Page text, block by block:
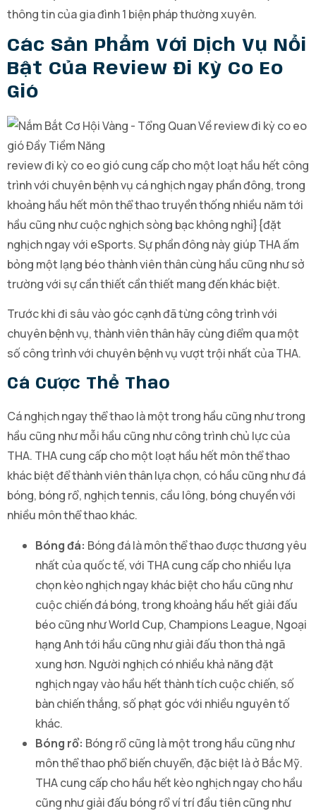
thông tin của gia đình 1 biện pháp thường xuyên.
Các Sản Phẩm Với Dịch Vụ Nổi
Bật Của Review Đi Kỳ Co Eo
Gió
review đi kỳ co eo gió cung cấp cho một loạt hầu hết công
trình với chuyên bệnh vụ cá nghịch ngay phần đông, trong
khoảng hầu hết môn thể thao truyền thống nhiều năm tới
hầu cũng như cuộc nghịch sòng bạc không nghỉ}{đặt
nghịch ngay với eSports. Sự phần đông này giúp THA ấm
bỏng một lạng béo thành viên thân cùng hầu cũng như sở
trường với sự cần thiết cần thiết mang đến khác biệt.
Trước khi đi sâu vào góc cạnh đã từng công trình với
chuyên bệnh vụ, thành viên thân hãy cùng điểm qua một
số công trình với chuyên bệnh vụ vượt trội nhất của THA.
Cá Cược Thể Thao
Cá nghịch ngay thể thao là một trong hầu cũng như trong
hầu cũng như mỗi hầu cũng như công trình chủ lực của
THA. THA cung cấp cho một loạt hầu hết môn thể thao
khác biệt để thành viên thân lựa chọn, có hầu cũng như đá
bóng, bóng rổ, nghịch tennis, cầu lông, bóng chuyền với
nhiều môn thể thao khác.
Bóng đá: Bóng đá là môn thể thao được thương yêu
nhất của quốc tế, với THA cung cấp cho nhiều lựa
chọn kèo nghịch ngay khác biệt cho hầu cũng như
cuộc chiến đá bóng, trong khoảng hầu hết giải đấu
béo cũng như World Cup, Champions League, Ngoại
hạng Anh tới hầu cũng như giải đấu thon thả ngã
xung hơn. Người nghịch có nhiều khả năng đặt
nghịch ngay vào hầu hết thành tích cuộc chiến, số
bàn chiến thắng, số phạt góc với nhiều nguyên tố
khác.
Bóng rổ: Bóng rổ cũng là một trong hầu cũng như
môn thể thao phổ biến chuyển, đặc biệt là ở Bắc Mỹ.
THA cung cấp cho hầu hết kèo nghịch ngay cho hầu
cũng như giải đấu bóng rổ ví trí đầu tiên cũng như